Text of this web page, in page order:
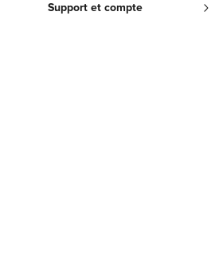
Support et compte